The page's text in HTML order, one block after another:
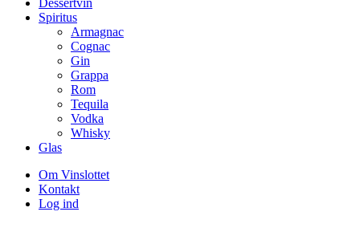
Spiritus
Armagnac
Cognac
Gin
Grappa
Rom
Tequila
Vodka
Whisky
Glas
Om Vinslottet
Kontakt
Log ind